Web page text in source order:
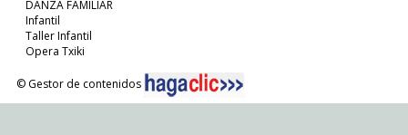
DANZA FAMILIAR
Infantil
Taller Infantil
Opera Txiki
© Gestor de contenidos